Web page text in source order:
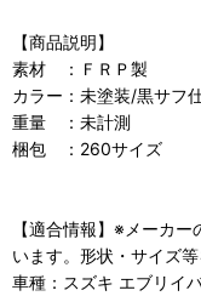
【商品説明】
素材 ：ＦＲＰ製
カラー：未塗装/黒サフ
重量 ：未計測
梱包 ：260サイズ
【適合情報】※メーカ
います。形状・サイズ
車種：スズキ エブリイ